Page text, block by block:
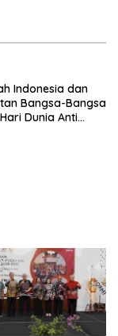
Indonesia dan
Bangsa-Bangsa
Dunia Anti